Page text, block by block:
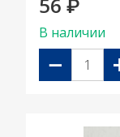
₽
В наличии
−